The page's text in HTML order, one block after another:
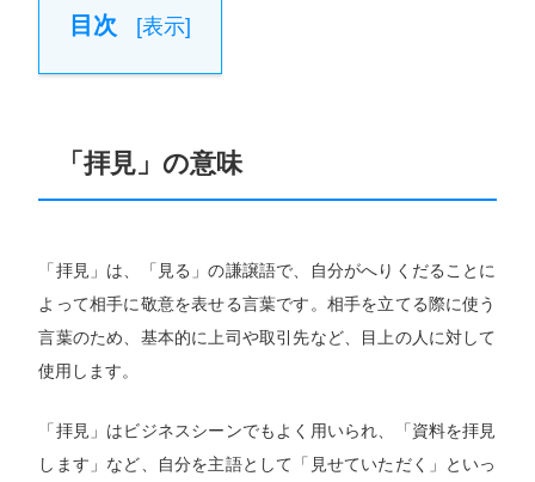
目次 [表示]
「拝見」の意味
「拝見」は、「見る」の謙譲語で、自分がへりくだることに
よって相手に敬意を表せる言葉です。相手を立てる際に使う
言葉のため、基本的に上司や取引先など、目上の人に対して
使用します。
「拝見」はビジネスシーンでもよく用いられ、「資料を拝見
します」など、自分を主語として「見せていただく」といっ